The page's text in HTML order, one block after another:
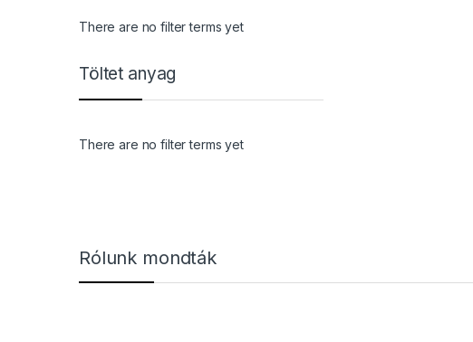
There are no filter terms yet
Töltet anyag
There are no filter terms yet
Márkák karusszel
Rólunk mondták